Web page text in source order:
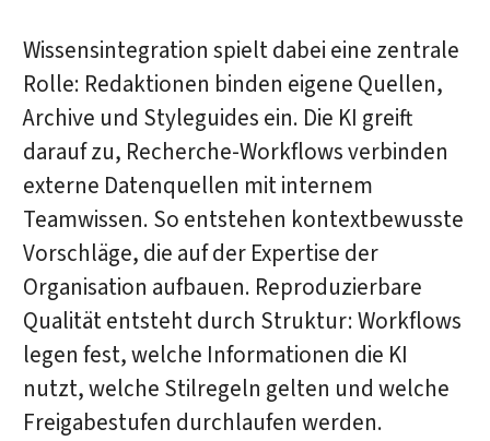
Wissensintegration spielt dabei eine zentrale
Rolle: Redaktionen binden eigene Quellen,
Archive und Styleguides ein. Die KI greift
darauf zu, Recherche-Workflows verbinden
externe Datenquellen mit internem
Teamwissen. So entstehen kontextbewusste
Vorschläge, die auf der Expertise der
Organisation aufbauen. Reproduzierbare
Qualität entsteht durch Struktur: Workflows
legen fest, welche Informationen die KI
nutzt, welche Stilregeln gelten und welche
Freigabestufen durchlaufen werden.